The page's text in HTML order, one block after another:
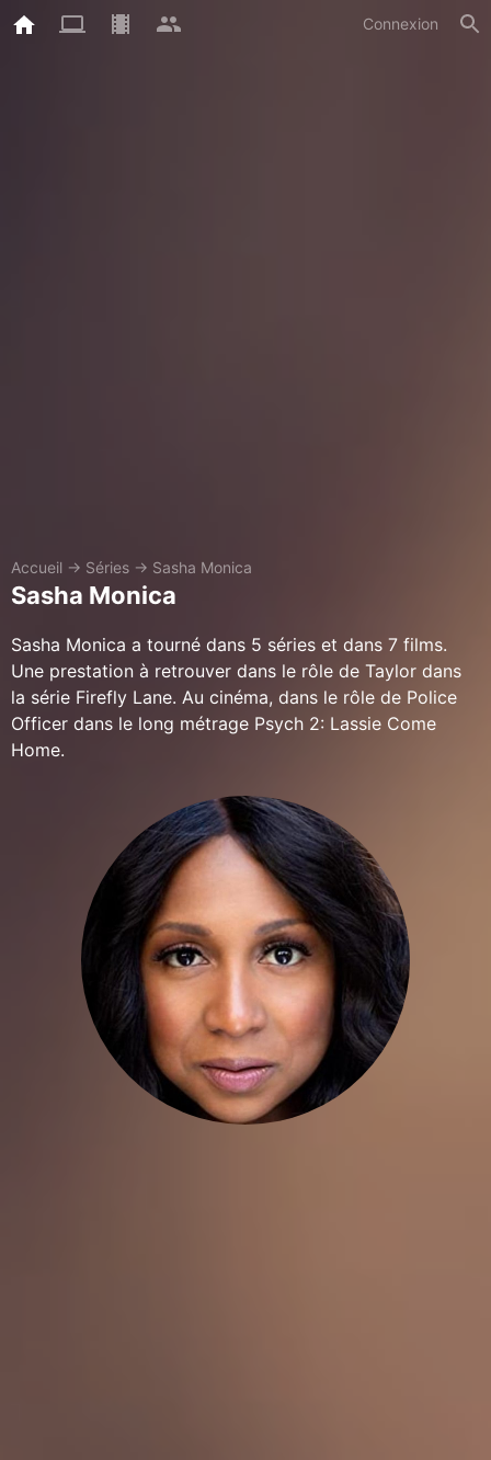
Connexion
Accueil → Séries → Sasha Monica
Sasha Monica
Sasha Monica a tourné dans 5 séries et dans 7 films.
Une prestation à retrouver dans le rôle de Taylor dans
la série Firefly Lane. Au cinéma, dans le rôle de Police
Officer dans le long métrage Psych 2: Lassie Come
Home.